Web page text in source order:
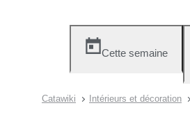
Cette semaine
Catawiki Intérieurs et décoration